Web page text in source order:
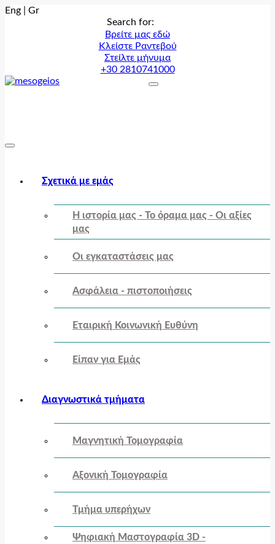
Eng
Gr
Search for:
Βρείτε μας εδώ
Κλείστε Ραντεβού
Στείλτε μήνυμα
+30 2810741000
Σχετικά με εμάς
Η ιστορία μας - Το όραμα μας - Οι αξίες
μας
Οι εγκαταστάσεις μας
Ασφάλεια - πιστοποιήσεις
Εταιρική Κοινωνική Ευθύνη
Είπαν για Εμάς
Διαγνωστικά τμήματα
Μαγνητική Τομογραφία
Αξονική Τομογραφία
Τμήμα υπερήχων
Ψηφιακή Μαστογραφία 3D -